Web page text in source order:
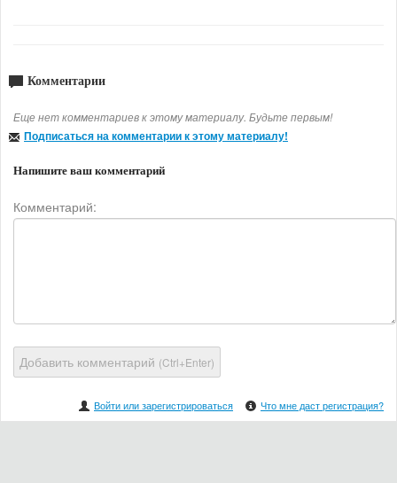
Комментарии
Еще нет комментариев к этому материалу. Будьте первым!
Подписаться на комментарии к этому материалу!
Напишите ваш комментарий
Комментарий:
Добавить комментарий (Ctrl+Enter)
Войти или зарегистрироваться Что мне даст регистрация?